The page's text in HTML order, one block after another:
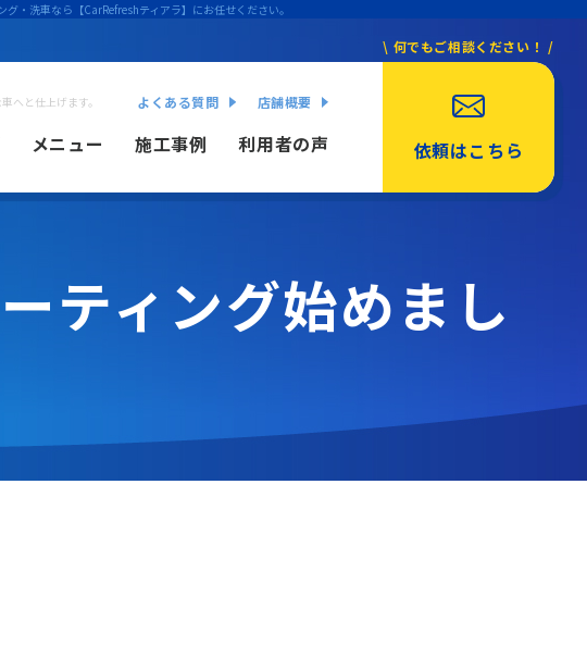
・洗車なら【CarRefreshティアラ】にお任せください。
へと仕上げます。 よくある質問 店舗概要
メニュー 施工事例 利用者の声
\ 何でもご相談ください！ /
依頼はこちら
ティング始めまし